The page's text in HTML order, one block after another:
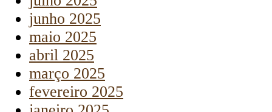
junho 2025
maio 2025
abril 2025
março 2025
fevereiro 2025